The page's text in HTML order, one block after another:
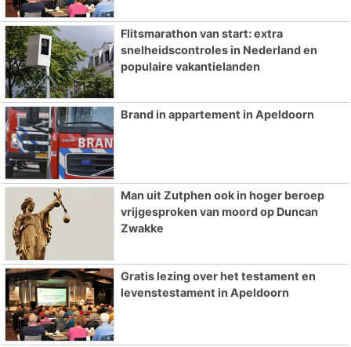
Flitsmarathon van start: extra
snelheidscontroles in Nederland en
populaire vakantielanden
Brand in appartement in Apeldoorn
Man uit Zutphen ook in hoger beroep
vrijgesproken van moord op Duncan
Zwakke
Gratis lezing over het testament en
levenstestament in Apeldoorn